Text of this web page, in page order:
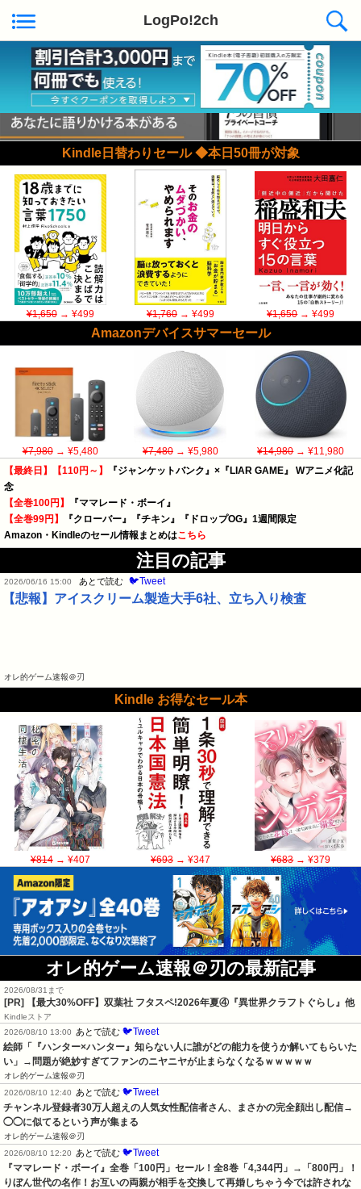
LogPo!2ch
Kindle日替わりセール ◆本日50冊が対象
¥1,650→ ¥499 ¥1,760→ ¥499 ¥1,650→ ¥499
Amazonデバイスサマーセール
¥7,980→ ¥5,480 ¥7,480→ ¥5,980 ¥14,980→ ¥11,980
【最終日】【110円～】
『ジャンケットバンク』×『LIAR GAME』 Wアニメ化記
念
【全巻100円】
『ママレード・ボーイ』
【全巻99円】
『クローバー』『チキン』『ドロップOG』1週間限定
Amazon・Kindleのセール情報まとめはこちら
注目の記事
2026/06/16 15:00 あとで読む 🐦Tweet
【悲報】アイスクリーム製造大手6社、立ち入り検査
オレ的ゲーム速報＠刃
Kindle お得なセール本
¥814→ ¥407 ¥693→ ¥347 ¥683→ ¥379
オレ的ゲーム速報＠刃の最新記事
2026/08/31まで
[PR] 【最大30%OFF】双葉社 フタスペ!2026年夏④『異世界クラフトぐらし』他
Kindleストア
2026/08/10 13:00
あとで読む 🐦Tweet
絵師「『ハンター×ハンター』知らない人に誰がどの能力を使うか解いてもらいた
い」→問題が絶妙すぎてファンのニヤニヤが止まらなくなるｗｗｗｗｗ
オレ的ゲーム速報＠刃
2026/08/10 12:40
あとで読む 🐦Tweet
チャンネル登録者30万人超えの人気女性配信者さん、まさかの完全顔出し配信→
◯◯に似てるという声が集まる
オレ的ゲーム速報＠刃
2026/08/10 12:20
あとで読む 🐦Tweet
『ママレード・ボーイ』全巻「100円」セール！全8巻「4,344円」→「800円」！
りぼん世代の名作！お互いの両親が相手を交換して再婚しちゃう今では許されな